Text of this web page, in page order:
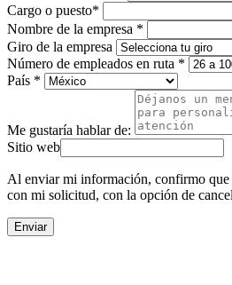
Cargo o puesto*
Nombre de la empresa *
Giro de la empresa
Número de empleados en ruta *
País *
Me gustaría hablar de:
Sitio web
Al enviar mi información, confirmo
con mi solicitud, con la opción de
Enviar